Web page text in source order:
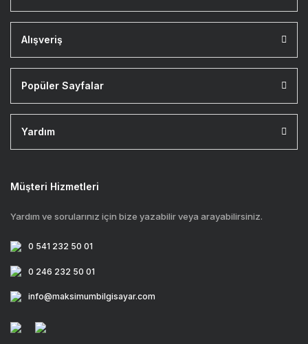
Alışveriş
Popüler Sayfalar
Yardım
Müşteri Hizmetleri
Yardım ve sorularınız için bize yazabilir veya arayabilirsiniz.
0 541 232 50 01
0 246 232 50 01
info@maksimumbilgisayar.com